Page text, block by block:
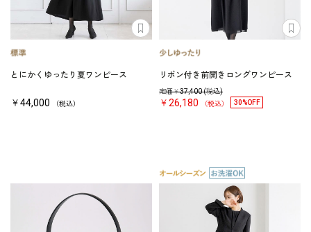
とにかくゆったり夏ワンピース
￥44,000 （税込）
リボン付き前開きロングワンピース
定価￥37,400(税込)
￥26,180 （税込） 30%OFF